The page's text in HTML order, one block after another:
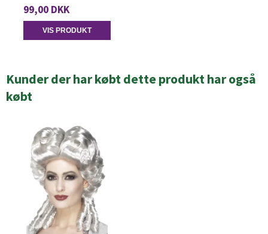
99,00 DKK
VIS PRODUKT
Kunder der har købt dette produkt har også
købt